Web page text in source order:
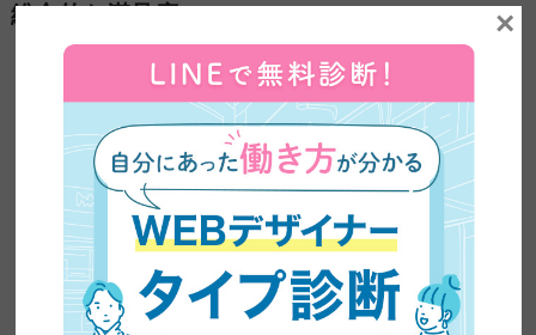
総合的な満足度
ー45日終えた今の感じとしては、満足度で言ったらどれくらいな
んかな？
星いくつとかいうことすか？
ー星いくつでもいいよ（笑）。
何%とか？
ー何%とかでもいいよ。星いくつかにしとく？
五つ星だったら5点です。
×